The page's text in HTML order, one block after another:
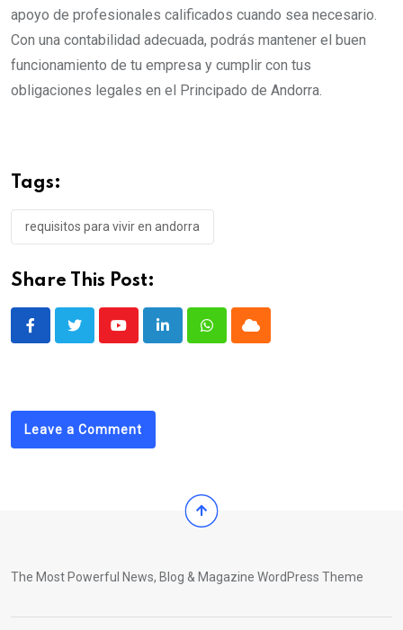
apoyo de profesionales calificados cuando sea necesario.
Con una contabilidad adecuada, podrás mantener el buen
funcionamiento de tu empresa y cumplir con tus
obligaciones legales en el Principado de Andorra.
Tags:
requisitos para vivir en andorra
Share This Post:
YoutubeLinkedInWhatsappCloud
Leave a Comment
The Most Powerful News, Blog & Magazine WordPress Theme